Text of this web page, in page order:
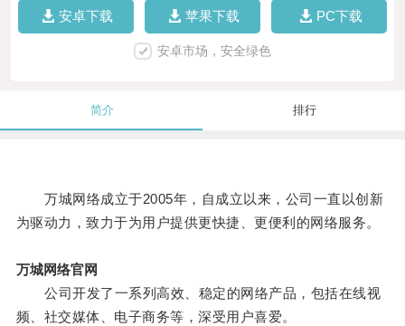
安卓下载 苹果下载 PC下载
安卓市场，安全绿色
简介 排行
万城网络成立于2005年，自成立以来，公司一直以创新
为驱动力，致力于为用户提供更快捷、更便利的网络服务。
万城网络官网
公司开发了一系列高效、稳定的网络产品，包括在线视
频、社交媒体、电子商务等，深受用户喜爱。